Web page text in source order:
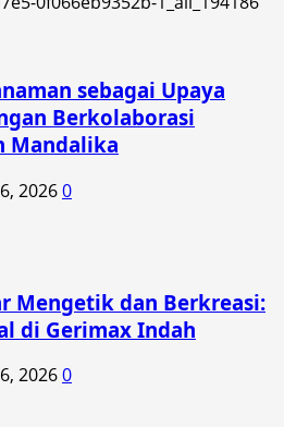
sebagai Upaya
Berkolaborasi
Mandalika
20260
Mengetik dan Berkreasi:
di Gerimax Indah
20260